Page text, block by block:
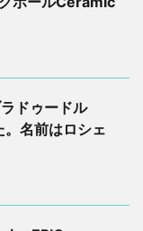
ドゥードル
。名前はロシェ